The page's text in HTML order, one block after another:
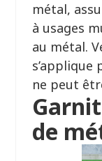
métal,
à usages
au métal.
s’applique
ne peut
de